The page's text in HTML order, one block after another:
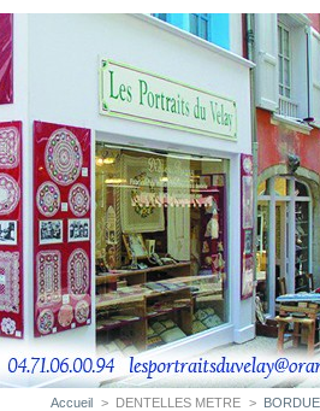
Accueil > DENTELLES METRE >